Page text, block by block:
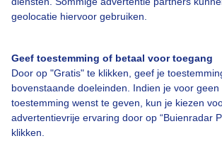
geolocatie hiervoor gebruiken.
Geef toestemming of betaal voor toegang
Door op "Gratis" te klikken, geef je
bovenstaande doeleinden. Indien je voor
toestemming wenst te geven, kun je kiezen
advertentievrije ervaring door op “Buienradar
klikken.
Veelgestelde vragen
Toegankelijkheid
Gebruikersvoorwaarden
Adverteren
Buienradar Team